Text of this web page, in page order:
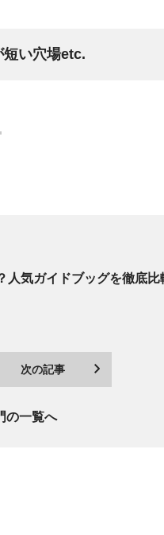
短い穴場etc.
人気ガイドブッグを徹底比
次の記事
の一覧へ